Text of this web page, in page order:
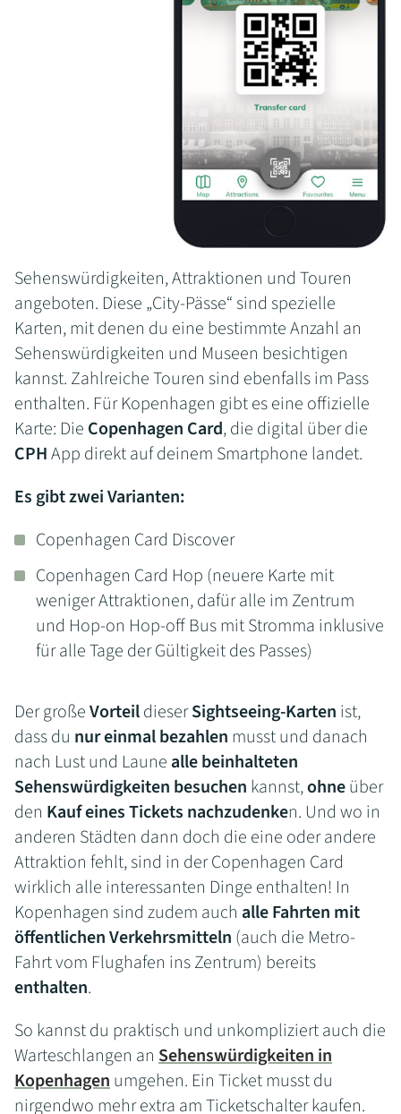
Sehenswürdigkeiten, Attraktionen und Touren
angeboten. Diese „City-Pässe“ sind spezielle
Karten, mit denen du eine bestimmte Anzahl an
Sehenswürdigkeiten und Museen besichtigen
kannst. Zahlreiche Touren sind ebenfalls im Pass
enthalten. Für Kopenhagen gibt es eine offizielle
Karte: Die Copenhagen Card, die digital über die
CPHApp direkt auf deinem Smartphone landet.
Es gibt zwei Varianten:
Copenhagen Card Discover
Copenhagen Card Hop (neuere Karte mit
weniger Attraktionen, dafür alle im Zentrum
und Hop-on Hop-off Bus mit Stromma inklusive
für alle Tage der Gültigkeit des Passes)
Der großeVorteildieserSightseeing-Karten ist,
dass du nur einmal bezahlen musst und danach
nach Lust und Laune alle beinhalteten
Sehenswürdigkeiten besuchen kannst,ohneüber
den Kauf eines Tickets nachzudenken. Und wo in
anderen Städten dann doch die eine oder andere
Attraktion fehlt, sind in der Copenhagen Card
wirklich alle interessanten Dinge enthalten! In
Kopenhagen sind zudem auch alle Fahrten mit
öffentlichen Verkehrsmitteln (auch die Metro-
Fahrt vom Flughafen ins Zentrum) bereits
enthalten.
So kannst du praktisch und unkompliziert auch die
Warteschlangen an Sehenswürdigkeiten in
Kopenhagenumgehen. Ein Ticket musst du
nirgendwo mehr extra am Ticketschalter kaufen.